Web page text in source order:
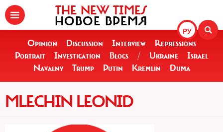
РУ
THE NEW TIMES
НОВОЕ ВРЕМЯ
Opinion Discussion Interview
Repressions
Portrait
Investigation Blogs / Ukraine
Israel
Navalny
Trump Putin Kremlin Duma
MLECHIN LEONID